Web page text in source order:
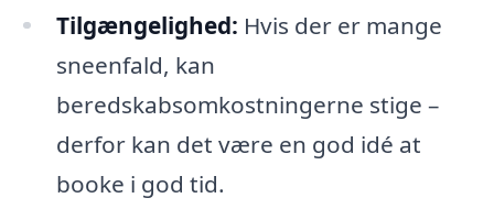
Tilgængelighed: Hvis der er mange
sneenfald, kan
beredskabsomkostningerne stige –
derfor kan det være en god idé at
booke i god tid.